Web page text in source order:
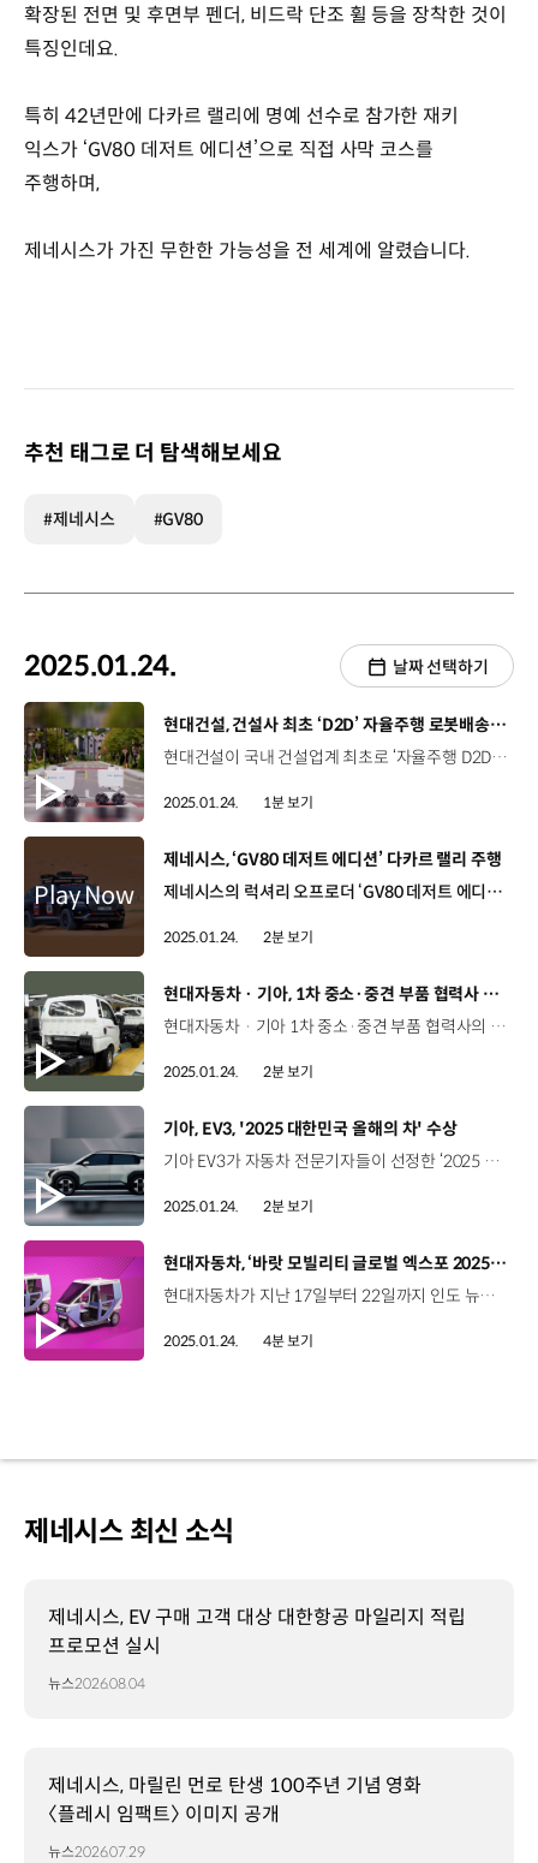
확장된 전면 및 후면부 펜더, 비드락 단조 휠 등을 장착한 것이
특징인데요.
특히 42년만에 다카르 랠리에 명예 선수로 참가한 재키
익스가 ‘GV80 데저트 에디션’으로 직접 사막 코스를
주행하며,
제네시스가 가진 무한한 가능성을 전 세계에 알렸습니다.
추천 태그로 더 탐색해보세요
#제네시스 #GV80
2025.01.24. 날짜 선택하기
[동영상]
현대건설, 건설사 최초 ‘D2D’ 자율주행 로봇배송 상용화
현대건설이 국내 건설업계 최초로 ‘자율주행 D2D 로봇 배송 서비스’를 상용화합니다. 현대자동차그룹 스타트업 ‘모빈’과 공동개발한 자율주행 D2D 로봇 배송 서비스는 오는 6월 준공 예정인 ‘디에이치 대치 에델루이’에 첫 적용되는데요. 국내 건설사 최초로 무선통신 및 관제시스템과 연동되며, 배송 로봇에는 엘리베이터 무인 승하차 기능까지 탑재되어 있어, 도로부터 세대 현관까지 전 구간 이동이 가능합니다. 특히 이번에 업그레이드된 기술에는 로봇 스스로 엘리베이터를 호출하는 등 다양한 상황에서 스스로 판단하고, 결정하는 지능형 기술이 탑재됐습니다. 현대건설은 앞으로도 차별화된 서비스를 통해 로봇 친화형 주거 문화를 선도해 나갈 예정입니다.
2025.01.24. 1분 보기
[동영상]
제네시스, ‘GV80 데저트 에디션’ 다카르 랠리 주행
제네시스의 럭셔리 오프로더 ‘GV80 데저트 에디션’이 ‘2025 다카르 랠리(Dakar Rally)’에 참가해 사막 길을 6,000km 이상 달렸습니다. 다카르 랠리는 극한의 조건 속에서 장거리 코스를 달리는 ‘세계에서 가장 험난한 오프로드 레이스’로 유명한데요. 다카르 랠리 개최 직전에 공개된 ‘GV80 데저트 에디션’은 브랜드 파트너인 재키 익스의 업적과 도전 정신을 기리는 동시에 그의 80번째 생일을 기념하고자 특별히 제작한 헌정 모델로, 차고와 댐핑(Damping) 설정이 가능한 커스텀 서스펜션 등 험로 주행에 최적화된 튜닝으로 우수한 주행 성능을 갖췄습니다. 또한 디자인 측면에서는 재키 익스가 현역 시절 사용한 헬멧 디자인을 활용해 특별한 디자인 요소 등을 적용하고, 확장된 전면 및 후면부 펜더, 비드락 단조 휠 등을 장착한 것이 특징인데요. 특히 42년만에 다카르 랠리에 명예 선수로 참가한 재키 익스가 ‘GV80 데저트 에디션’으로 직접 사막 코스를 주행하며, 제네시스가 가진 무한한 가능성을 전 세계에 알렸습니다.
2025.01.24. 2분 보기
[동영상]
현대자동차 · 기아, 1차 중소·중견 부품 협력사 매출 90조 돌파
현대자동차 · 기아 1차 중소·중견 부품 협력사의 2023년 매출액이 사상 처음으로 90조 원을 돌파했습니다. 매출액 분석은 현대자동차·기아에 직접 부품을 납품하는 협력사들 중, 237개 중소·중견 부품업체의 2023년 경영실적을 대상으로 이뤄졌는데요. 2001년 21조 1,837억 원이던 매출액은 2023년 4.3배 성장한 90조 2,970억 원을 달성하며, 같은 기간 현대자동차의 매출액인 78조 338억 원 보다 12조 원 이상 많은 수치를 기록했습니다. 현대자동차·기아와 함께 자동차산업 밸류체인에 있는 부품 협력사의 외형과 내실이 성장함에 따라 한국자동차산업의 전체 규모의 확대는 물론, 국가경제에 미치는 기여도도 커지고 있는데요, 한국은행 산업연관표를 활용해 분석 대상 237개 부품 협력사의 매출액을 기준으로 국가경제 파급효과를 추계한 결과, 생산유발효과는 237조 8,000여억 원, 부가가치유발효과는 55조 6,000여억 원에 달했고 취업유발효과는 60여만 명에 이르는 것으로 나타났습니다. 현대자동차·기아는 앞으로도 경영 개선, 전동화시대를 대비한 사업 다각화, 우수 인재 채용, ESG 관리체계 구축 등 협력사에 대한 다각적 지원을 펼치고, 글로벌 주요 지역에 동반 진출하는 등 협력사의 지속성장을 지원할 예정입니다.
2025.01.24. 2분 보기
[동영상]
기아, EV3, '2025 대한민국 올해의 차' 수상
기아 EV3가 자동차 전문기자들이 선정한 ‘2025 대한민국 올해의 차’ 와 ‘올해의 EV SUV’에 이름을 올리며 2관왕을 차지했습니다. 한국자동차전문기자협회는 지난 15일부터 이틀간 디자인, 퍼포먼스 등 5개 부문에 대해 실차 테스트를 진행하고 수상작을 최종 선정했는데요. 총점 7,351점을 기록하며 최고의 자리에 오른 EV3는 실내⋅외 V2L 기능 등 전기차 주요 강점은 유지하면서도 크기를 줄이고, 가격을 낮춰 전기차 대중화에 기여했습니다. 또한 81.4kWh 대용량 배터리와 최대 350kW급 초급속 충전을 지원하고, 1회 충전으로 최대 501km를 주행할 수 있어 주행가능거리에 대한 소비자들의 두려움까지 해소했다는 평가를 받았습니다. 현대자동차그룹은 지난 2022년 기아 EV6, 2024년 현대 아이오닉 5 N에 이어 EV3 까지 또 한번 ‘올해의 차’에 이름을 올리며, 뛰어난 전기차 기술력을 입증했습니다.
2025.01.24. 2분 보기
[동영상]
현대자동차, ‘바랏 모빌리티 글로벌 엑스포 2025’ 참가
현대자동차가 지난 17일부터 22일까지 인도 뉴델리에서 열린 '바랏 모빌리티 글로벌 엑스포 2025’에 참가해 크레타 일렉트릭을 선보이는 한편, 마이크로모빌리티 비전과 콘셉트카를 공개했습니다. 우선, 현대자동차는 지난 17일, 인도법인 최초의 현지 생산 EV 모델인 크레타 일렉트릭을 선보였습니다. 크레타 일렉트릭은 인도인들에게 사랑받는 SUV인 크레타를 기반으로 한 모델로, 스포티한 디자인에 현대자동차의 전동화 기술력과 상품성이 더해져 많은 기대를 받고 있는데요. 픽셀화된 그래픽 그릴과 범퍼, 그릴 중앙부 로고에 위치한 충전 플랩을 통해 하이테크한 디자인을 강조했습니다. 뿐만 아니라 V2L 과 차량 내 결제 시스템 등을 통해 고객 편의성을 높이고, 액티브 에어 플랩 기술을 바탕으로 차량의 주요 부품을 효과적으로 냉각해 에너지 효율도 극대화했습니다. 크레타 일렉트릭은 최대 390km 주행 가능한 42kWh와 473km 주행 가능한 51.4kWh, 두 가지 배터리 팩을 선택할 수 있습니다. Siddharth Vinayak Patankar 기자 / Ackodrive크레타는 인도에서 크게 성공한 차량이면서 매우 친숙한 모델입니다. 기존 크레타 모델과 비교해서 달라진 좌석 디자인이나 센터 콘솔과 같은 실내 디자인이 가장 마음에 듭니다. I think the fact that this is a Creta blockbuster brand, the familiarity of the vehicle is very much there but the interior, you know, the way the seats have been designed or redesigned, the way you have the floating center console to me the difference of the cabin between the ICE and the EV version that’s what I like the most. Hormazd Sorabjee 기자 / AUTOCAR INDIA크레타 내연기관 차량을 본 적 있기 때문에, 크레타 일렉트릭에 대한 많은 기대를 했습니다. 크레타 일렉트릭이 운전을 더욱 쉽고 부드럽게 할 수 있도록 만들어 줄 것으로 기대합니다Well, Creta EV we’ve seen the cars so obviously being the EV variant of something like the Creta, one expects a lot of one has a lot of anticipation. (Q3)I think it is very smooth. I think the way it kind of gradually picks up in a very linear way makes driving quite easy. 현대자동차는 행사 이틀째인 지난 18일, 마이크로모빌리티 이용률이 높은 인도 현지 특성에 맞게 친환경적이고 안전한 마이크로모빌리티를 보급해 이동 편의를 향상시키겠다는 미래 비전을 공개했는데요. 인도를 향한 사회 공헌 의지를 담은 마이크로모빌리티 콘셉트카도 함께 선보였습니다. 현대자동차가 공개한 3륜 및 마이크로 4륜 EV 콘셉트는 교통량이 많고 폭우가 잦은 현지 상황에 유연하게 대응할 수 있도록 콤팩트한 사이즈를 갖추고 탁월한 주행감과 안전성을 확보했습니다. 구체적으로 각진 앞유리로 가시성과 충돌 보호 기능을 향상시켰고, 평평한 바닥과 폭넓은 휠베이스를 통해 탑승객의 이동 편의도 강화했습니다. 현대자동차는 인도의 3륜 차량 생산 업체인 TVS 모터와의 협업을 통해 차별화된 마이크로모빌리티를 개발하고 생산, 판매할 계획입니다. 현대자동차는 앞으로도 크레타 일렉트릭과 마이크로모빌리티 등 현지 맞춤형 모빌리티 솔루션으로 인도 시장을 선도해 나갈 계획입니다.
2025.01.24. 4분 보기
제네시스 최신 소식
제네시스, EV 구매 고객 대상 대한항공 마일리지 적립
프로모션 실시
뉴스2026.08.04
제네시스, 마릴린 먼로 탄생 100주년 기념 영화
〈플레시 임팩트〉 이미지 공개
뉴스2026.07.29